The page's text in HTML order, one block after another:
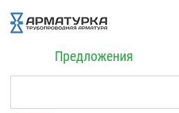
Предложения